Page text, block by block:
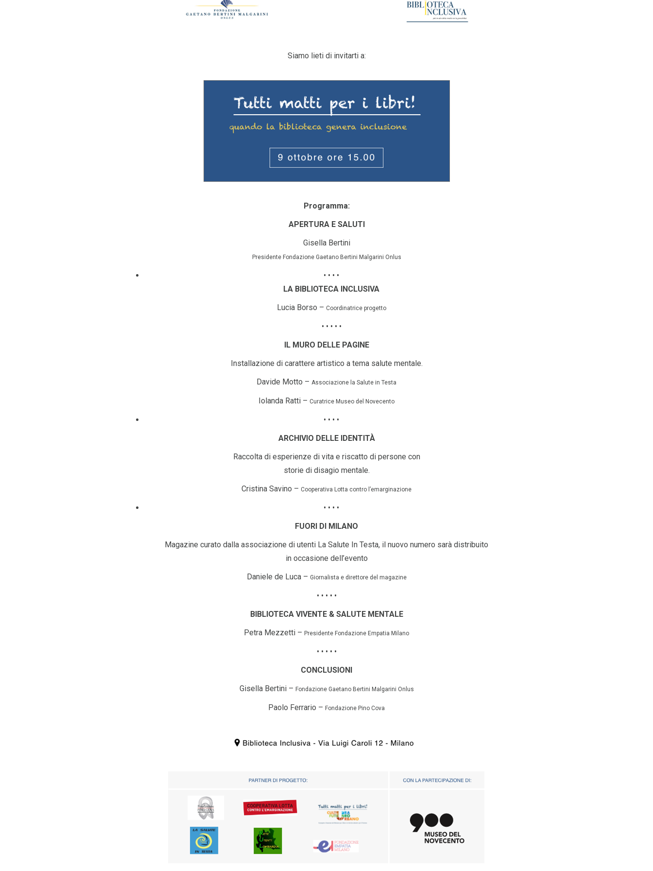
Siamo lieti di invitarti a:
Programma:
APERTURA E SALUTI
Gisella Bertini
Presidente Fondazione Gaetano Bertini Malgarini Onlus
• • • •
LA BIBLIOTECA INCLUSIVA
Lucia Borso – Coordinatrice progetto
• • • • •
IL MURO DELLE PAGINE
Installazione di carattere artistico a tema salute mentale.
Davide Motto – Associazione la Salute in Testa
Iolanda Ratti – Curatrice Museo del Novecento
• • • •
ARCHIVIO DELLE IDENTITÀ
Raccolta di esperienze di vita e riscatto di persone con
storie di disagio mentale.
Cristina Savino – Cooperativa Lotta contro l’emarginazione
• • • •
FUORI DI MILANO
Magazine curato dalla associazione di utenti La Salute In Testa, il nuovo numero sarà distribuito
in occasione dell’evento
Daniele de Luca – Giornalista e direttore del magazine
• • • • •
BIBLIOTECA VIVENTE & SALUTE MENTALE
Petra Mezzetti – Presidente Fondazione Empatia Milano
• • • • •
CONCLUSIONI
Gisella Bertini – Fondazione Gaetano Bertini Malgarini Onlus
Paolo Ferrario – Fondazione Pino Cova